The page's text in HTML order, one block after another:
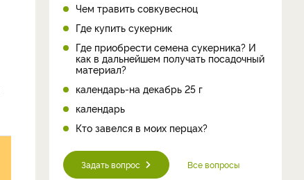
Чем травить совкувесноц
Где купить сукерник
Где приобрести семена сукерника? И
как в дальнейшем получать посадочный
материал?
календарь-на декабрь 25 г
календарь
Кто завелся в моих перцах?
Задать вопрос Все вопросы